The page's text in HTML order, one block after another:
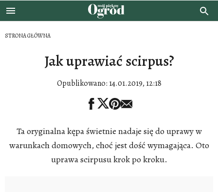
STRONA GŁÓWNA
Jak uprawiać scirpus?
Opublikowano: 14.01.2019, 12:18
Ta oryginalna kępa świetnie nadaje się do uprawy w
warunkach domowych, choć jest dość wymagająca. Oto
uprawa scirpusu krok po kroku.